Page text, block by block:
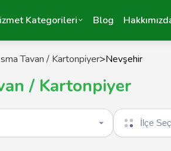
Kategorileri Blog
Tavan / Kartonpiyer>Nevşehir
/ Kartonpiyer
İlçe seçin